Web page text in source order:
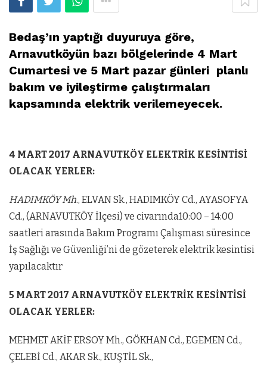
Bedaş’ın yaptığı duyuruya göre,
Arnavutköyün bazı bölgelerinde 4 Mart
Cumartesi ve 5 Mart pazar günleri planlı
bakım ve iyileştirme çalıştırmaları
kapsamında elektrik verilemeyecek.
4 MART 2017 ARNAVUTKÖY ELEKTRİK KESİNTİSİ
OLACAK YERLER:
HADIMKÖY Mh., ELVAN Sk., HADIMKÖY Cd., AYASOFYA
Cd., (ARNAVUTKÖY İlçesi) ve civarında10:00 – 14:00
saatleri arasında Bakım Programı Çalışması süresince
İş Sağlığı ve Güvenliği’ni de gözeterek elektrik kesintisi
yapılacaktır
5 MART 2017 ARNAVUTKÖY ELEKTRİK KESİNTİSİ
OLACAK YERLER:
MEHMET AKİF ERSOY Mh., GÖKHAN Cd., EGEMEN Cd.,
ÇELEBİ Cd., AKAR Sk., KUŞTİL Sk.,